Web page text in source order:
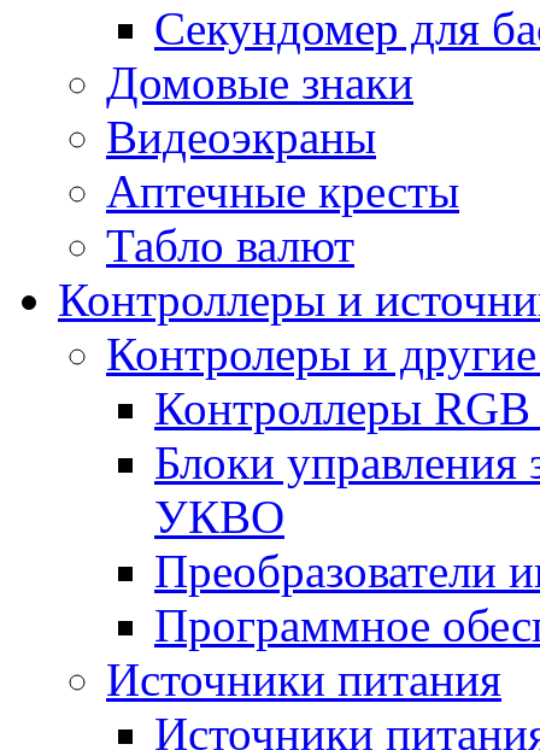
Секундомер для
Домовые знаки
Видеоэкраны
Аптечные кресты
Табло валют
Контроллеры и
Контролеры и
Контроллеры
Блоки
УКВО
Преобразователи
Программное
Источники питания
Источники